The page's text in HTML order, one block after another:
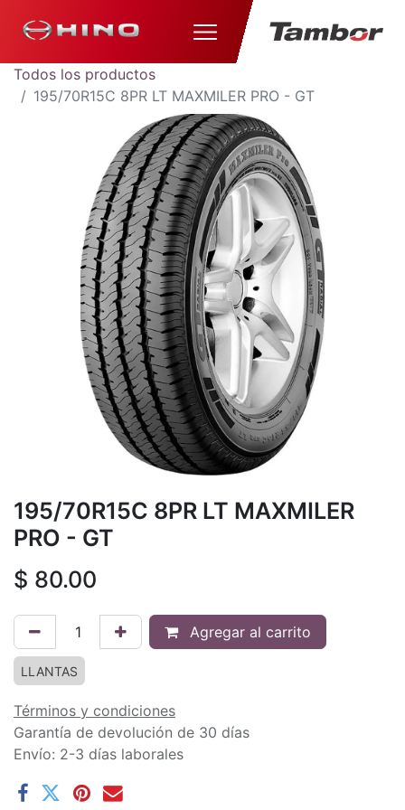
Todos los productos
195/70R15C 8PR LT MAXMILER PRO - GT
195/70R15C 8PR LT MAXMILER
PRO - GT
$ 80.00
Agregar al carrito
LLANTAS
Términos y condiciones
Garantía de devolución de 30 días
Envío: 2-3 días laborales